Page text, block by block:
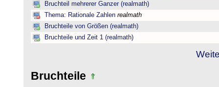
Bruchteil mehrerer Ganzer (realmath)
Thema: Rationale Zahlen realmath
Bruchteile von Größen (realmath)
Bruchteile und Zeit 1 (realmath)
Bruchteile